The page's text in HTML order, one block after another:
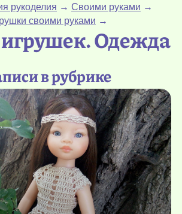
рукоделия → Своими руками →
своими руками →
Одежда
в рубрике